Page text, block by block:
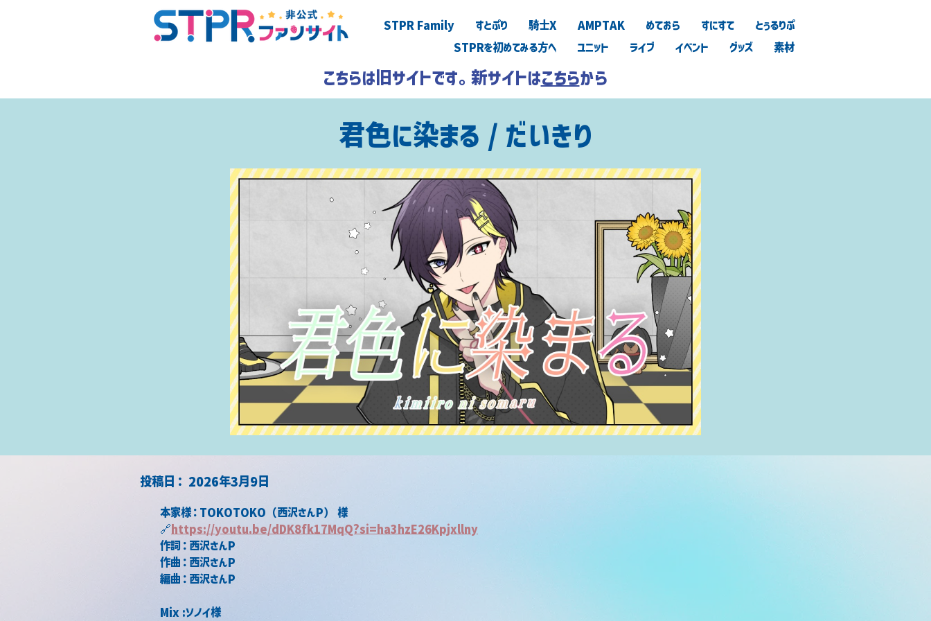
STPR Family すとぷり 騎士X AMPTAK めておら すにすて
とぅるりぷ
STPRを初めてみる方へ
ユニット ライブ イベント グッズ 素材
こちらは旧サイトです。新サイトはこちらから
君色に染まる / だいきり
2026年3月9日
​投稿日：
本家様：TOKOTOKO（西沢さんP） 様
🔗https://youtu.be/dDK8fk17MqQ?si=ha3hzE26Kpjxllny
作詞：西沢さんP
作曲：西沢さんP
編曲：西沢さんP
Mix :ソノイ様